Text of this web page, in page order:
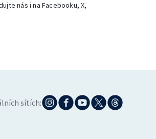
nás i na Facebooku, X,
sítích: